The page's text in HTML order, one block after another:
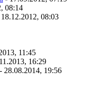
08:14
08:03
11:45
16:29
- 28.08.2014, 19:56